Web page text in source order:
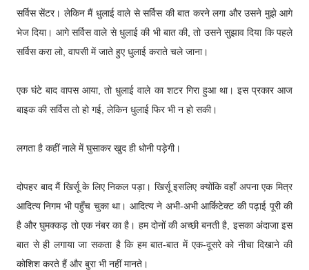
सर्विस सेंटर। लेकिन मैं धुलाई वाले से सर्विस की बात करने लगा और उसने मुझे आगे
भेज दिया। आगे सर्विस वाले से धुलाई की भी बात की, तो उसने सुझाव दिया कि पहले
सर्विस करा लो, वापसी में जाते हुए धुलाई कराते चले जाना।
एक घंटे बाद वापस आया, तो धुलाई वाले का शटर गिरा हुआ था। इस प्रकार आज
बाइक की सर्विस तो हो गई, लेकिन धुलाई फिर भी न हो सकी।
लगता है कहीं नाले में घुसाकर खुद ही धोनी पड़ेगी।
दोपहर बाद मैं खिर्सू के लिए निकल पड़ा। खिर्सू इसलिए क्योंकि वहाँ अपना एक मित्र
आदित्य निगम भी पहुँच चुका था। आदित्य ने अभी-अभी आर्किटेक्ट की पढ़ाई पूरी की
है और घुमक्कड़ तो एक नंबर का है। हम दोनों की अच्छी बनती है, इसका अंदाजा इस
बात से ही लगाया जा सकता है कि हम बात-बात में एक-दूसरे को नीचा दिखाने की
कोशिश करते हैं और बुरा भी नहीं मानते।